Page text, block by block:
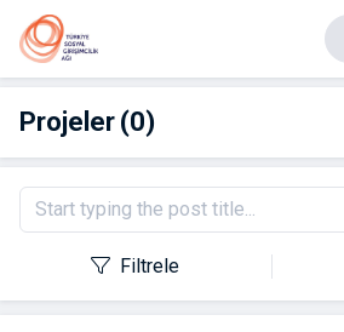
Projeler (0)
Filtrele